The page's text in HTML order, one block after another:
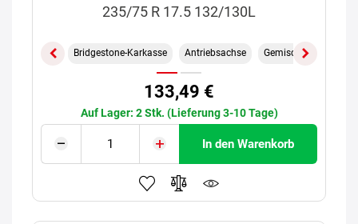
235/75 R 17.5 132/130L
Bridgestone-Karkasse Antriebsachse Gemischt On/Off
133,49 €
Auf Lager: 2 Stk. (Lieferung 3-10 Tage)
In den Warenkorb